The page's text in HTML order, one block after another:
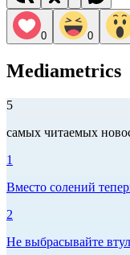
0 0
Mediametrics
5
самых читаемых
1
Вместо солений
2
Не выбрасывайте